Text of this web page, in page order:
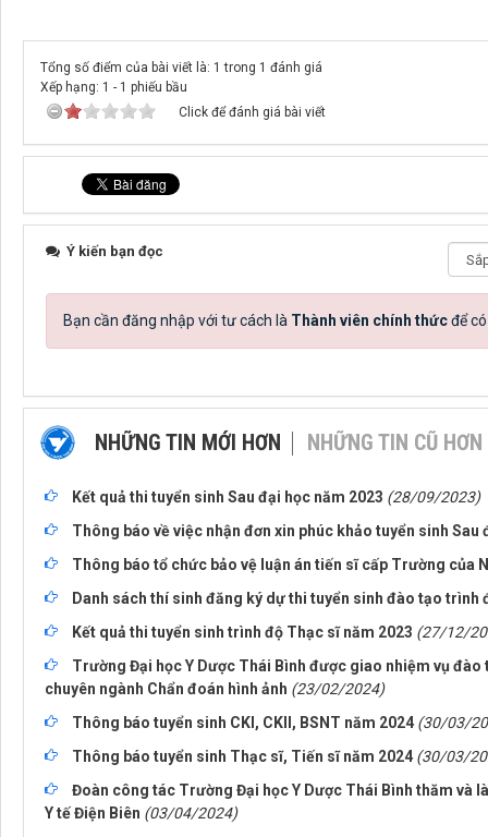
Tổng số điểm của bài viết là: 1 trong 1 đánh giá
Xếp hạng: 1 - 1 phiếu bầu
Click để đánh giá bài viết
Ý kiến bạn đọc
Bạn cần đăng nhập với tư cách là Thành viên chính thứcđể
NHỮNG TIN MỚI HƠN NHỮNG TIN CŨ HƠN
Kết quả thi tuyển sinh Sau đại học năm 2023 (28/09/2023)
Thông báo về việc nhận đơn xin phúc khảo tuyển sinh Sau
Thông báo tổ chức bảo vệ luận án tiến sĩ cấp Trường của
Danh sách thí sinh đăng ký dự thi tuyển sinh đào tạo trình
Kết quả thi tuyển sinh trình độ Thạc sĩ năm 2023 (27/12/
Trường Đại học Y Dược Thái Bình được giao nhiệm vụ đào
chuyên ngành Chẩn đoán hình ảnh (23/02/2024)
Thông báo tuyển sinh CKI, CKII, BSNT năm 2024 (30/03/
Thông báo tuyển sinh Thạc sĩ, Tiến sĩ năm 2024 (30/03/
Đoàn công tác Trường Đại học Y Dược Thái Bình thăm và
Y tế Điện Biên (03/04/2024)